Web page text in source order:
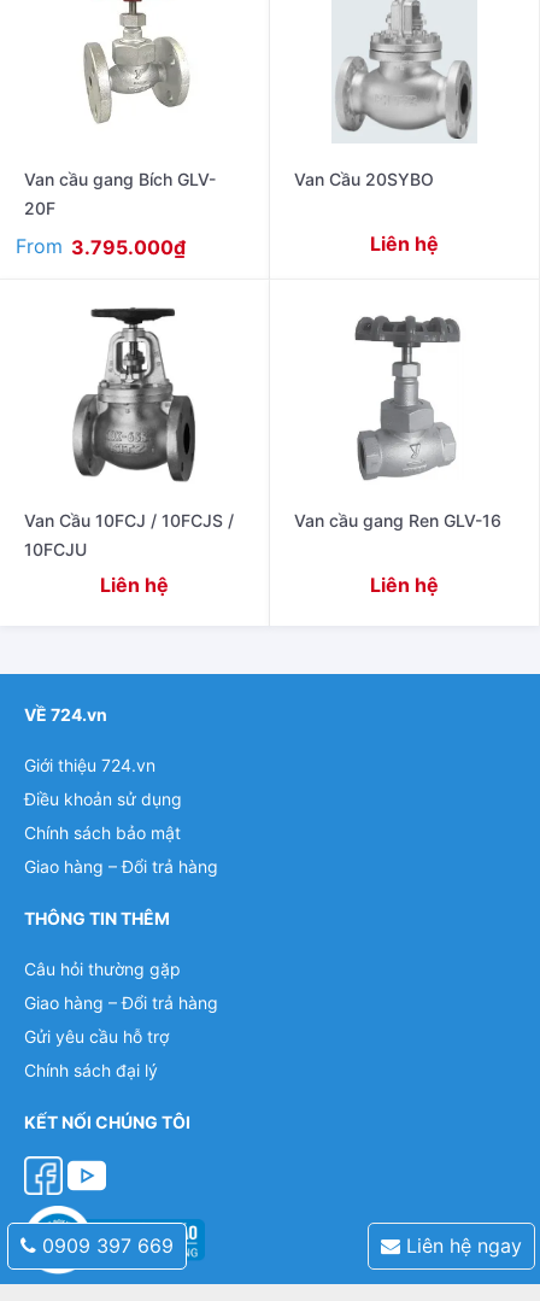
Van cầu gang Bích GLV-
20F
From 3.795.000₫
Van Cầu 20SYBO
Liên hệ
Van Cầu 10FCJ / 10FCJS /
10FCJU
Liên hệ
Van cầu gang Ren GLV-16
Liên hệ
VỀ 724.vn
Giới thiệu 724.vn
Điều khoản sử dụng
Chính sách bảo mật
Giao hàng – Đổi trả hàng
THÔNG TIN THÊM
Câu hỏi thường gặp
Giao hàng – Đổi trả hàng
Gửi yêu cầu hỗ trợ
Chính sách đại lý
KẾT NỐI CHÚNG TÔI
0909 397 669 Liên hệ ngay